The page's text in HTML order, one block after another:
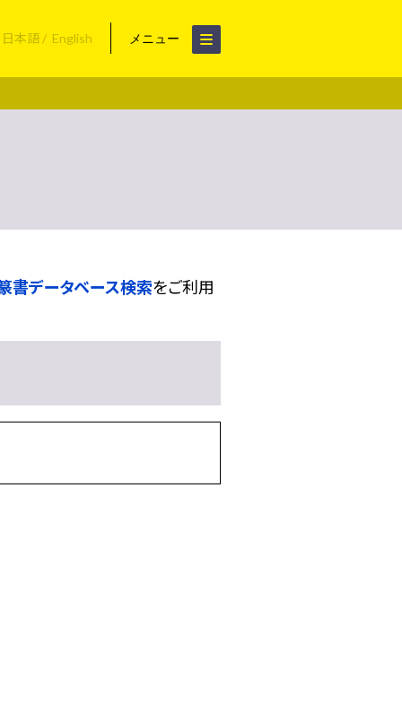
日本語 English メニュー
書データベース検索をご利用